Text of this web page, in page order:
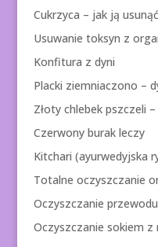
Cukrzyca – jak ją
Usuwanie toksyn z
Konfitura z dyni
Placki ziemniaczono –
Złoty chlebek pszczeli
Czerwony burak leczy
Kitchari (ayurwedyjska
Totalne oczyszczanie
Oczyszczanie
Oczyszczanie sokiem